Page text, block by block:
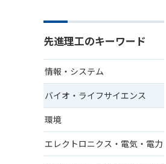
先進理工のキーワード
情報・システム
バイオ・ライフサイエンス
環境
エレクトロニクス・電気・電力